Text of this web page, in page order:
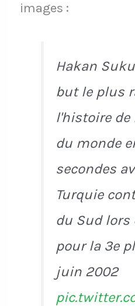
images :
Hakan
but le plus
l'histoire de
du monde
secondes
Turquie
du Sud
pour la 3e
juin 2002